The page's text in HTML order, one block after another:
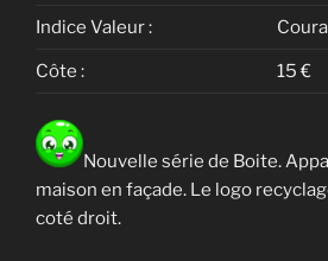
Indice Valeur :
Côte : 15 €
Nouvelle série de Boite.
maison en façade. Le logo
coté droit.